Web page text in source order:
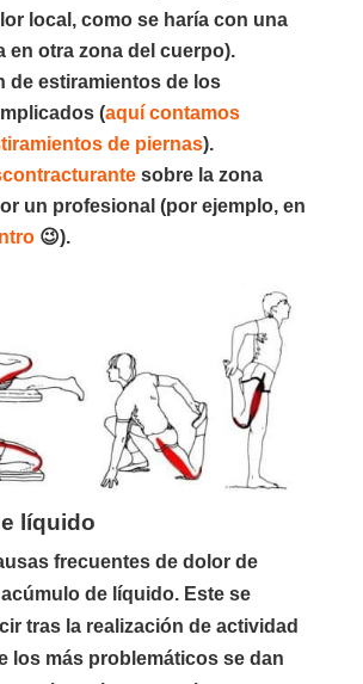
local, como se haría con una
en otra zona del cuerpo).
de estiramientos de los
(aquí contamos
de piernas).
sobre la zona
un profesional (por ejemplo, en
😉).
líquido
frecuentes de dolor de
de líquido. Este se
tras la realización de actividad
los más problemáticos se dan